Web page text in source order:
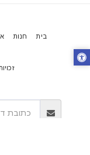
זכויות
בית חנות